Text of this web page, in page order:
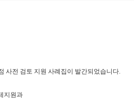
사전 검토 지원 사례집이 발간되었습니다.
지원과